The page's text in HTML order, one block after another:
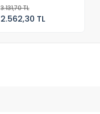
3.131,70 TL
2.562,30 TL